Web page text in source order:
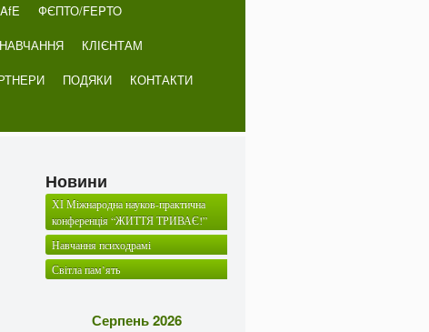
ФЄПТО/FEPTO
НАВЧАННЯ
КЛІЄНТАМ
ПОДЯКИ
КОНТАКТИ
Новини
ХІ Міжнародна науков-практична
конференція “ЖИТТЯ ТРИВАЄ!”
Навчання психодрамі
Світла пам’ять
Серпень 2026